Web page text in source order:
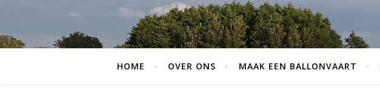
HOME OVER ONS MAAK EEN BALLONVAART